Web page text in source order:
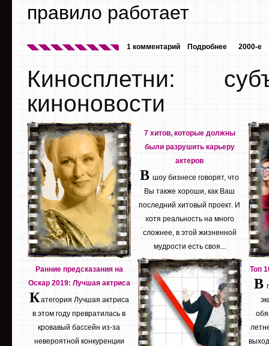
правило работает
2000-е
1 комментарий Подробнее
Киносплетни:
киноновости
Ранние предсказания на
Оскар 2019: Лучшая актриса
Категория Лучшая актриса
в этом году превратилась в
кровавый бассейн из-за
невероятной конкуренции
7 хитов, которые должны
были разрушить карьеру
актеров
В шоу бизнесе говорят, что
Вы также хороши, как Ваш
последний хитовый проект. И
хотя реальность на много
сложнее, в этой жизненной
мудрости есть своя...
Топ
В